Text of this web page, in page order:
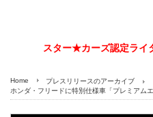
スター★カーズ認定ライ
Home
プレスリリースのアーカイブ
ホンダ・フリードに特別仕様車「プレミアム